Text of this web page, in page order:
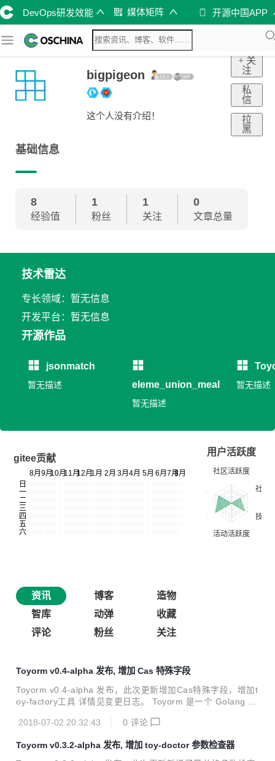
DevOps研发效能 媒体矩阵 开源中国APP
bigpigeon
这个人没有介绍！
+ 关
注
私
信
拉
黑
基础信息
8
经验值
1
粉丝
1
关注
0
文章总量
技术雷达
专长领域：暂无信息
开发平台：暂无信息
开源作品
jsonmatch
暂无描述 eleme_union_meal
暂无描述
暂无描述
gitee贡献
用户活跃度
资讯 博客
造物
智库
动弹
收藏
评论
粉丝 关注
Toyorm v0.4-alpha 发布, 增加 Cas 特殊字段
Toyorm v0.4-alpha 发布，此次更新增加Cas特殊字段，增加t
oy-factory工具 详情见变更日志。 Toyorm 是一个 Golang 的
操作数据 (Insert/Save/Update/Find/Delete) 预加载操作(Bel
作 事务 空值忽略 (toyorm允许你只忽略指定的空值) 字段绑定
2018-07-02 20:32:43 0 评论
Toyorm v0.3.2-alpha 发布, 增加 toy-doctor 参数检查器